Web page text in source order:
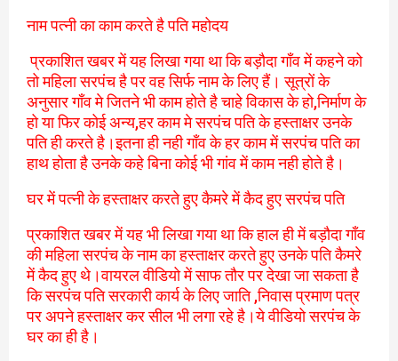
नाम पत्नी का काम करते है पति महोदय
प्रकाशित खबर में यह लिखा गया था कि बड़ौदा गाँव में कहने को
तो महिला सरपंच है पर वह सिर्फ नाम के लिए हैं। सूत्रों के
अनुसार गाँव मे जितने भी काम होते है चाहे विकास के हो,निर्माण के
हो या फिर कोई अन्य,हर काम मे सरपंच पति के हस्ताक्षर उनके
पति ही करते है।इतना ही नही गाँव के हर काम में सरपंच पति का
हाथ होता है उनके कहे बिना कोई भी गांव में काम नही होते है।
घर में पत्नी के हस्ताक्षर करते हुए कैमरे में कैद हुए सरपंच पति
प्रकाशित खबर में यह भी लिखा गया था कि हाल ही में बड़ौदा गाँव
की महिला सरपंच के नाम का हस्ताक्षर करते हुए उनके पति कैमरे
में कैद हुए थे।वायरल वीडियो में साफ तौर पर देखा जा सकता है
कि सरपंच पति सरकारी कार्य के लिए जाति ,निवास प्रमाण पत्र
पर अपने हस्ताक्षर कर सील भी लगा रहे है।ये वीडियो सरपंच के
घर का ही है।